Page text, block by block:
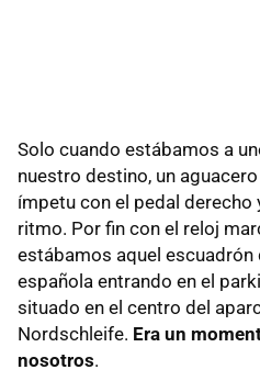
Solo cuando estábamos a
nuestro destino, un
ímpetu con el pedal derecho
ritmo. Por fin con el reloj
estábamos aquel
española entrando en el
situado en el centro del
Nordschleife. Era un
nosotros.